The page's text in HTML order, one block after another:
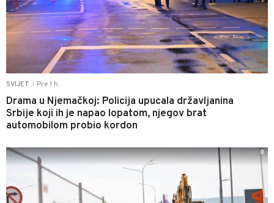
SVIJET Pre 1 h
Drama u Njemačkoj: Policija upucala državljanina
Srbije koji ih je napao lopatom, njegov brat
automobilom probio kordon
0